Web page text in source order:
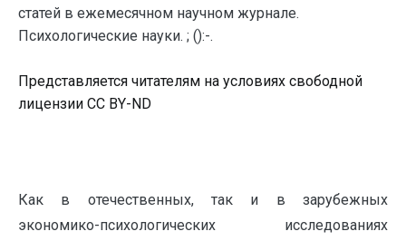
статей в ежемесячном научном журнале.
Психологические науки. ; ():-.
Представляется читателям на условиях свободной
лицензии CC BY-ND
Как в отечественных, так и в зарубежных
экономико-психологических исследованиях